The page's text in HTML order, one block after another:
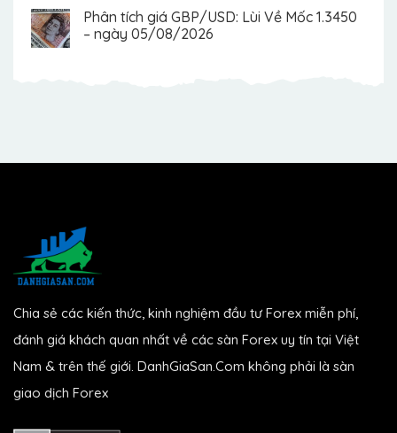
Phân tích giá GBP/USD: Lùi Về Mốc 1.3450
– ngày 05/08/2026
Chia sẻ các kiến thức, kinh nghiệm đầu tư Forex miễn phí,
đánh giá khách quan nhất về các sàn Forex uy tín tại Việt
Nam & trên thế giới. DanhGiaSan.Com không phải là sàn
giao dịch Forex